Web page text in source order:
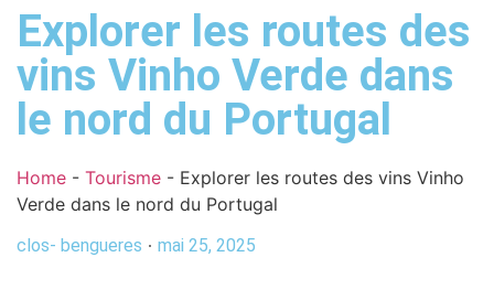
Explorer les routes des
vins Vinho Verde dans
le nord du Portugal
Home - Tourisme - Explorer les routes des vins Vinho
Verde dans le nord du Portugal
clos- bengueres mai 25, 2025